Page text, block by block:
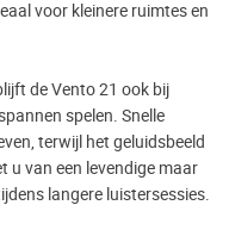
voor kleinere ruimtes en
de Vento 21 ook bij
spelen. Snelle
terwijl het geluidsbeeld
u van een levendige maar
langere luistersessies.